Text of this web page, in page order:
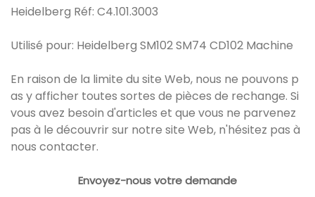
Heidelberg Réf: C4.101.3003
Utilisé pour: Heidelberg SM102 SM74 CD102 Machine
En raison de la limite du site Web, nous ne pouvons p
as y afficher toutes sortes de pièces de rechange. Si
vous avez besoin d'articles et que vous ne parvenez
pas à le découvrir sur notre site Web, n'hésitez pas à
nous contacter.
Envoyez-nous votre demande